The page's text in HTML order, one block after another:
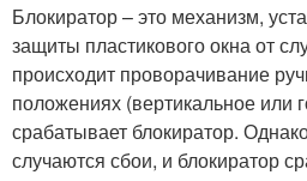
Блокиратор – это механизм,
защиты пластикового окна от
происходит проворачивание
положениях (вертикальное или
срабатывает блокиратор.
случаются сбои, и блокиратор